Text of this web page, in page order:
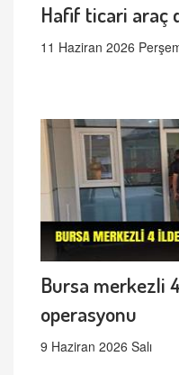
Hafif ticari araç
11 Haziran 2026
Bursa merkezli
operasyonu
9 Haziran 2026 Salı